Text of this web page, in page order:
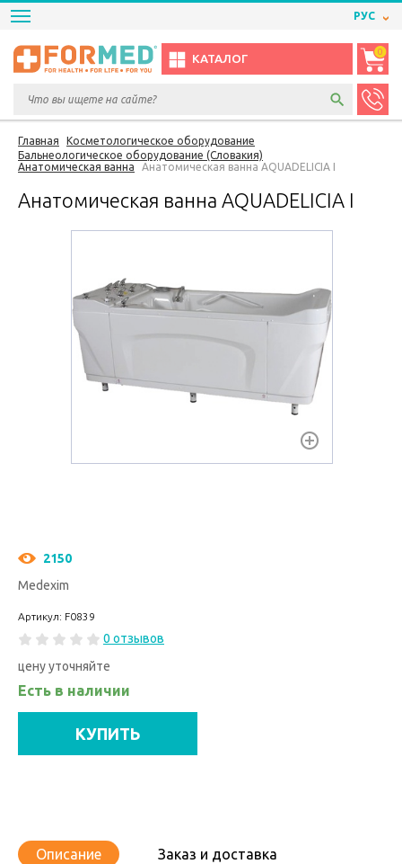
РУС
КАТАЛОГ
0
Главная
Косметологическое оборудование
Бальнеологическое оборудование (Словакия)
Анатомическая ванна
Анатомическая ванна AQUADELICIA I
Анатомическая ванна AQUADELICIA I
2150
Medexim
Артикул: F0839
0 отзывов
цену уточняйте
Есть в наличии
КУПИТЬ
Описание
Заказ и доставка